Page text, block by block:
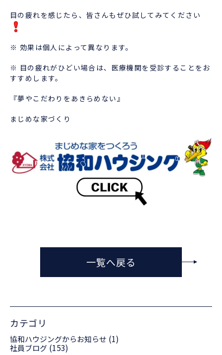
目の疲れを感じたら、皆さんもぜひ試してみてください
※ 効果は個人によって異なります。
※ 目の疲れがひどい場合は、医療機関を受診することをお
すすめします。
『夢やこだわりをあきらめない』
まじめな家づくり
一覧へ戻る
カテゴリ
協和ハウジングからお知らせ (1)
社員ブログ (153)